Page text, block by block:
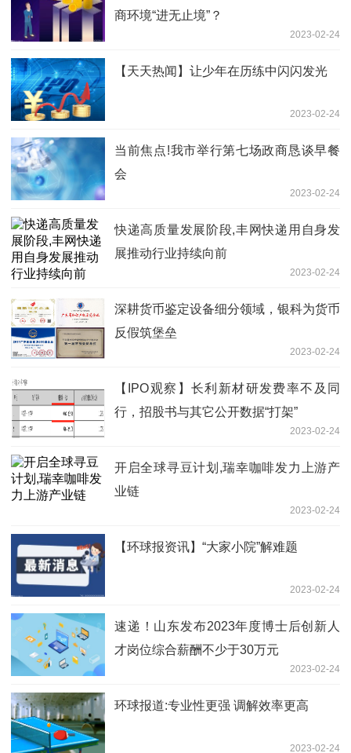
商环境“进无止境”？
2023-02-24
【天天热闻】让少年在历练中闪闪发光
2023-02-24
当前焦点!我市举行第七场政商恳谈早餐
会
2023-02-24
快递高质量发展阶段,丰网快递用自身发
展推动行业持续向前
2023-02-24
深耕货币鉴定设备细分领域，银科为货币
反假筑堡垒
2023-02-24
【IPO观察】长利新材研发费率不及同
行，招股书与其它公开数据“打架”
2023-02-24
开启全球寻豆计划,瑞幸咖啡发力上游产
业链
2023-02-24
【环球报资讯】“大家小院”解难题
2023-02-24
速递！山东发布2023年度博士后创新人
才岗位综合薪酬不少于30万元
2023-02-24
环球报道:专业性更强 调解效率更高
2023-02-24